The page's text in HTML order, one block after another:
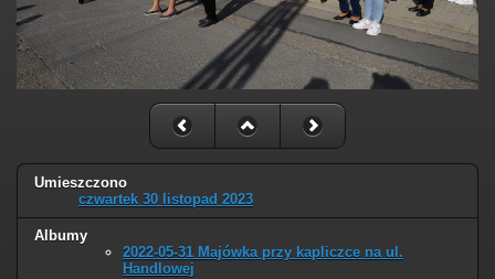
Umieszczono
czwartek 30 listopad 2023
Albumy
2022-05-31 Majówka przy kapliczce na ul.
Handlowej